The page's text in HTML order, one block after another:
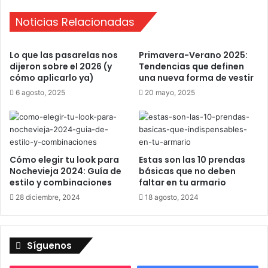
a
a
v
e
r
-
I
W
I
R
o
p
Noticias Relacionadas
Lo que las pasarelas nos
dijeron sobre el 2026 (y
cómo aplicarlo ya)
6 agosto, 2025
Primavera-Verano 2025:
Tendencias que definen
una nueva forma de vestir
20 mayo, 2025
Cómo elegir tu look para
Nochevieja 2024: Guía de
estilo y combinaciones
28 diciembre, 2024
Estas son las 10 prendas
básicas que no deben
faltar en tu armario
18 agosto, 2024
Síguenos